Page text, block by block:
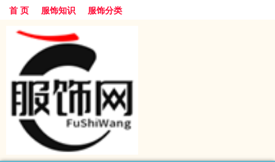
首 页 服饰知识 服饰分类